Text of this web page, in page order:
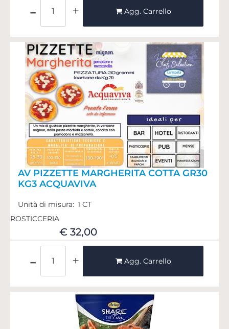
Agg. Carrello
AV PIZZETTE MARGHERITA COTTA GR30
KG3 ACQUAVIVA
Unità di misura: 1 CT
ROSTICCERIA
€ 32,00
Agg. Carrello